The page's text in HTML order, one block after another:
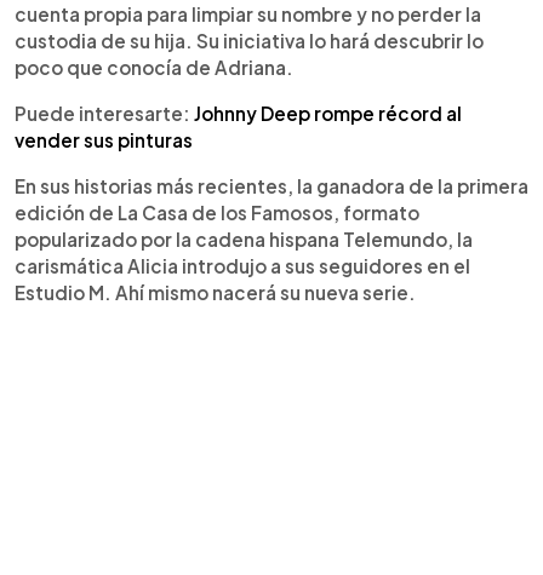
cuenta propia para limpiar su nombre y no perder la
custodia de su hija. Su iniciativa lo hará descubrir lo
poco que conocía de Adriana.
Puede interesarte: Johnny Deep rompe récord al
vender sus pinturas
En sus historias más recientes, la ganadora de la primera
edición de La Casa de los Famosos, formato
popularizado por la cadena hispana Telemundo, la
carismática Alicia introdujo a sus seguidores en el
Estudio M. Ahí mismo nacerá su nueva serie.